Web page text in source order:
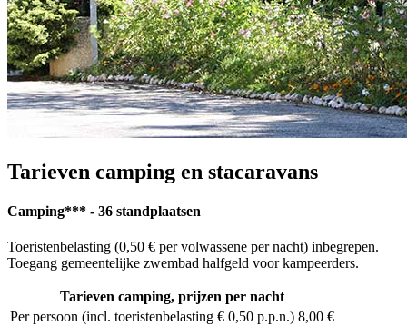
Tarieven camping en stacaravans
Camping*** - 36 standplaatsen
Toeristenbelasting (0,50 € per volwassene per nacht) inbegrepen.
Toegang gemeentelijke zwembad halfgeld voor kampeerders.
Tarieven camping, prijzen per nacht
Per persoon (incl. toeristenbelasting € 0,50 p.p.n.) 8,00 €